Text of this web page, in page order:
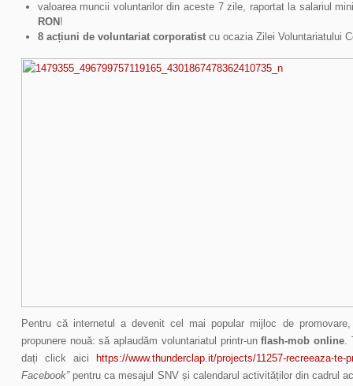
valoarea muncii voluntarilor din aceste 7 zile, raportat la salariul
RON !
8 acțiuni de voluntariat corporatistcu ocazia Zilei Voluntariatului
Pentru că internetul a devenit cel mai popular mijloc de
propunere nouă: să aplaudăm voluntariatul printr-unflash-mob online.
dați click aici
https://www.thunderclap.it/projects/11257-recreeaza-te-
Facebook”pentru ca mesajul SNV și calendarul activităților din cadrul